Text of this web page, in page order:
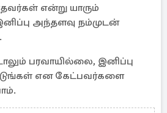
என்று யாரும்
அந்தளவு நம்முடன்
பரவாயில்லை, இனிப்பு
என கேட்பவர்களை